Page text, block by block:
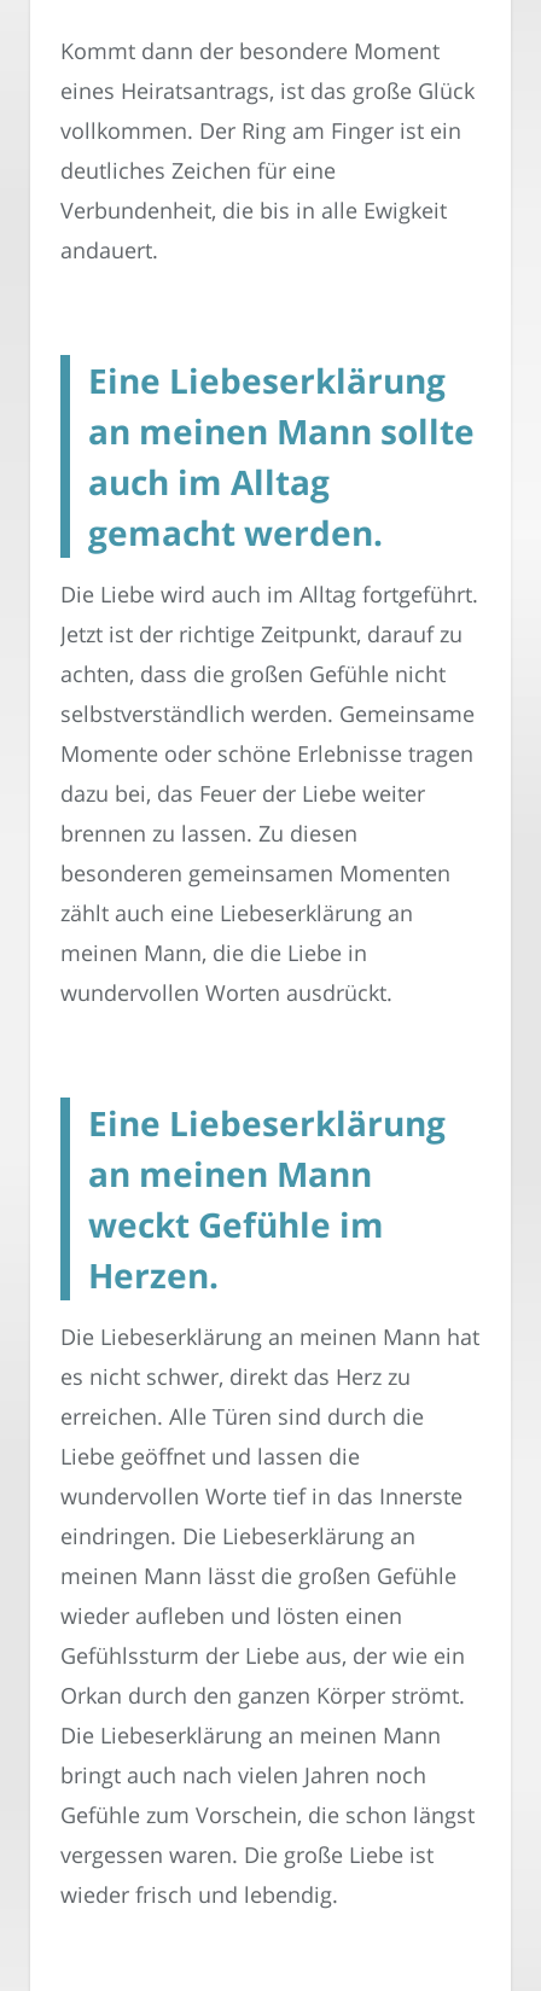
Kommt dann der besondere Moment
eines Heiratsantrags, ist das große Glück
vollkommen. Der Ring am Finger ist ein
deutliches Zeichen für eine
Verbundenheit, die bis in alle Ewigkeit
andauert.
Eine Liebeserklärung
an meinen Mann sollte
auch im Alltag
gemacht werden.
Die Liebe wird auch im Alltag fortgeführt.
Jetzt ist der richtige Zeitpunkt, darauf zu
achten, dass die großen Gefühle nicht
selbstverständlich werden. Gemeinsame
Momente oder schöne Erlebnisse tragen
dazu bei, das Feuer der Liebe weiter
brennen zu lassen. Zu diesen
besonderen gemeinsamen Momenten
zählt auch eine Liebeserklärung an
meinen Mann, die die Liebe in
wundervollen Worten ausdrückt.
Eine Liebeserklärung
an meinen Mann
weckt Gefühle im
Herzen.
Die Liebeserklärung an meinen Mann hat
es nicht schwer, direkt das Herz zu
erreichen. Alle Türen sind durch die
Liebe geöffnet und lassen die
wundervollen Worte tief in das Innerste
eindringen. Die Liebeserklärung an
meinen Mann lässt die großen Gefühle
wieder aufleben und lösten einen
Gefühlssturm der Liebe aus, der wie ein
Orkan durch den ganzen Körper strömt.
Die Liebeserklärung an meinen Mann
bringt auch nach vielen Jahren noch
Gefühle zum Vorschein, die schon längst
vergessen waren. Die große Liebe ist
wieder frisch und lebendig.